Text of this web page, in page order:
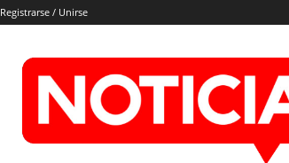
Registrarse / Unirse